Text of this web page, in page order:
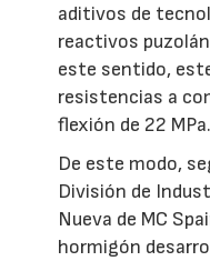
aditivos de
reactivos
este sentido,
resistencias a
flexión de 22 MPa.
De este modo,
División de
Nueva de MC
hormigón